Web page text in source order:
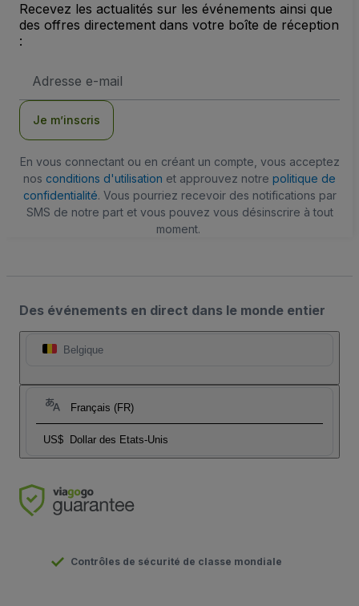
Recevez les actualités sur les événements ainsi que
des offres directement dans votre boîte de réception
:
e-
Je m’inscris
En vous connectant ou en créant un compte, vous acceptez
nos conditions d'utilisation et approuvez notre politique de
confidentialité. Vous pourriez recevoir des notifications par
SMS de notre part et vous pouvez vous désinscrire à tout
moment.
Des événements en direct dans le monde entier
Belgique
Français (FR)
US$ Dollar des Etats-Unis
Contrôles de sécurité de classe mondiale